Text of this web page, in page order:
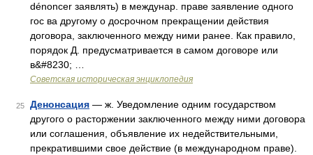
dénoncer заявлять) в междунар. праве заявление одного
гос ва другому о досрочном прекращении действия
договора, заключенного между ними ранее. Как правило,
порядок Д. предусматривается в самом договоре или
в&#8230; …
Советская историческая энциклопедия
25 Денонсация — ж. Уведомление одним государством
другого о расторжении заключенного между ними договора
или соглашения, объявление их недействительными,
прекратившими свое действие (в международном праве).